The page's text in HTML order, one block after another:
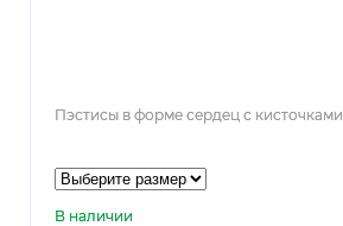
Пэстисы в форме сердец с кисточками
В наличии